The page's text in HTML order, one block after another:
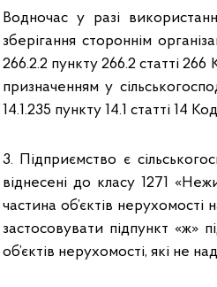
Водночас у разі
зберігання стороннім
266.2.2 пункту 266.2 статті
призначенням у
14.1.235 пункту 14.1 статті 14
3. Підприємство є
віднесені до класу 1271
частина об’єктів
застосовувати підпункт «ж»
об’єктів нерухомості, які не